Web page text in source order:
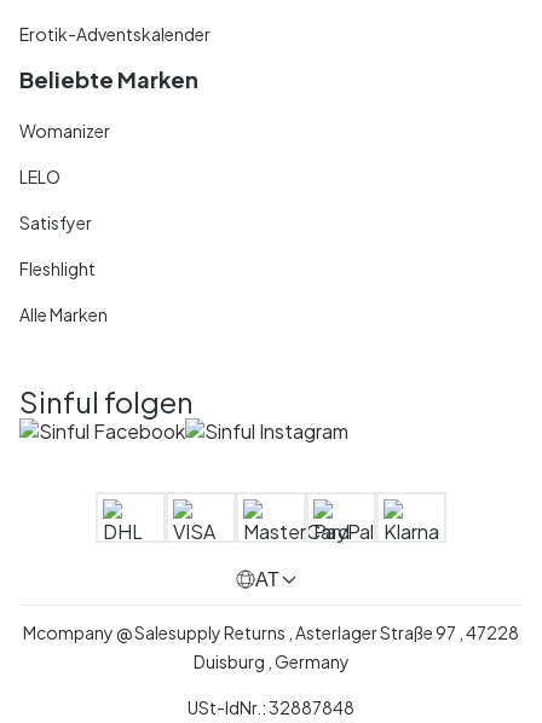
Erotik-Adventskalender
Beliebte Marken
Womanizer
LELO
Satisfyer
Fleshlight
Alle Marken
Sinful folgen
AT
Mcompany @ Salesupply Returns , Asterlager Straße 97 , 47228
Duisburg , Germany
USt-IdNr.: 32887848